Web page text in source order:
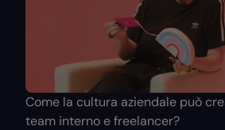
Come la cultura aziendale può
team interno e freelancer?